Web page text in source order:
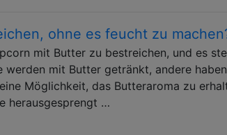
ohne es feucht zu
mit Butter zu bestreichen, und es
werden mit Butter getränkt, andere haben
Möglichkeit, das Butteraroma zu
herausgesprengt …